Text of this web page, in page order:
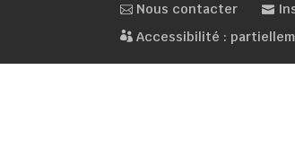
Nous contacter
Accessibilité :